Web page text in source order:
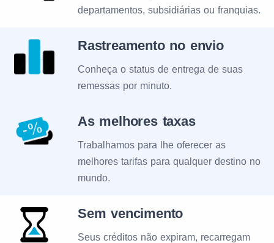
departamentos, subsidiárias ou franquias.
Rastreamento no envio
Conheça o status de entrega de suas
remessas por minuto.
As melhores taxas
Trabalhamos para lhe oferecer as
melhores tarifas para qualquer destino no
mundo.
Sem vencimento
Seus créditos não expiram, recarregam